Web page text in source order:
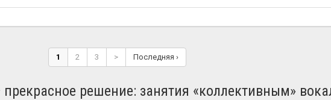
1 2 3 > Последняя ›
решение: занятия «коллективным»